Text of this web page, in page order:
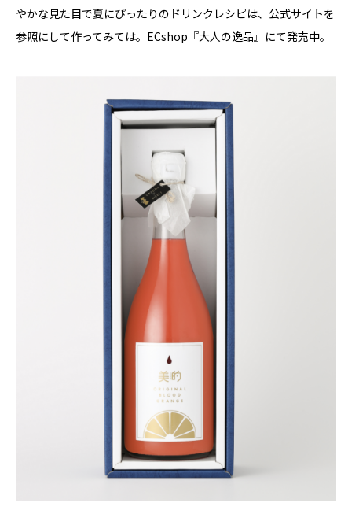
やかな見た目で夏にぴったりのドリンクレシピは、公式サイトを
参照にして作ってみては。ECshop『大人の逸品』にて発売中。